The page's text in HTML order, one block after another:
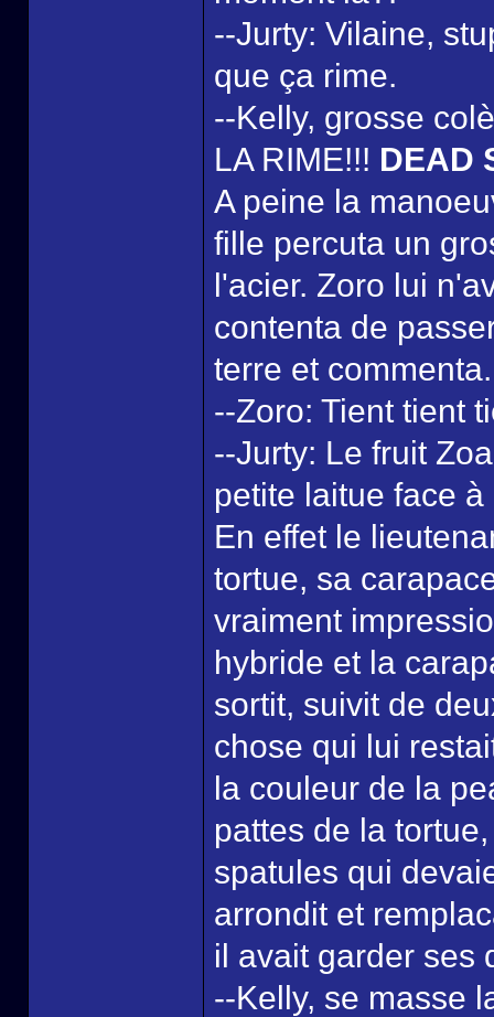
--Jurty: Vilaine,
que ça rime.
--Kelly, grosse
LA RIME!!! DEAD
A peine la
fille percuta un
l'acier. Zoro lui
contenta de
terre et commenta.
--Zoro: Tient tient
--Jurty: Le fruit
petite laitue face
En effet le
tortue, sa
vraiment
hybride et la
sortit, suivit de
chose qui lui
la couleur de la
pattes de la
spatules qui
arrondit et
il avait garder ses
--Kelly, se masse